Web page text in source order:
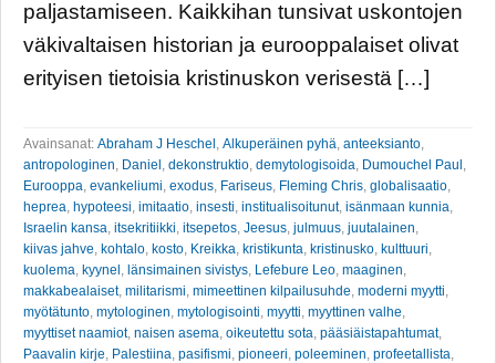
paljastamiseen. Kaikkihan tunsivat uskontojen
väkivaltaisen historian ja eurooppalaiset olivat
erityisen tietoisia kristinuskon verisestä […]
Avainsanat: Abraham J Heschel Alkuperäinen pyhä anteeksianto
antropologinen Daniel dekonstruktio demytologisoida Dumouchel Paul
Eurooppa evankeliumi exodus Fariseus Fleming Chris globalisaatio
heprea hypoteesi imitaatio insesti institualisoitunut, isänmaan kunnia
Israelin kansa itsekritiikki itsepetos Jeesus julmuus juutalainen
kiivas jahve kohtalo kosto Kreikka kristikunta kristinusko kulttuuri
kuolema kyynel länsimainen sivistys Lefebure Leo maaginen
makkabealaiset, militarismi mimeettinen kilpailusuhde moderni myytti
myötätunto mytologinen mytologisointi myytti myyttinen valhe
myyttiset naamiot, naisen asema oikeutettu sota pääsiäistapahtumat,
Paavalin kirje Palestiina pasifismi pioneeri poleeminen profeetallista